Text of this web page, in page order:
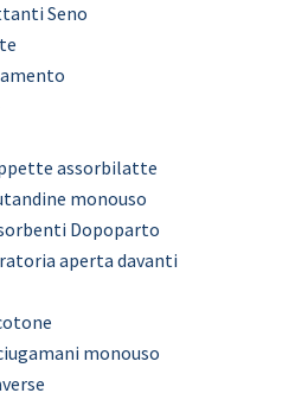
Seno
assorbilatte
monouso
Dopoparto
aperta davanti
monouso